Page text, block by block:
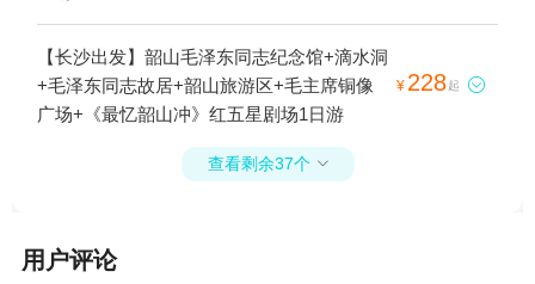
【长沙出发】韶山毛泽东同志纪念馆+滴水洞
+毛泽东同志故居+韶山旅游区+毛主席铜像
广场+《最忆韶山冲》红五星剧场1日游
¥ 228起 
查看剩余37个 
用户评论